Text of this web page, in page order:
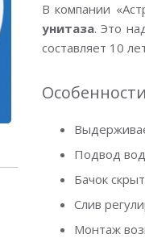
В компании
унитаза. Это
составляет 10
Подвод
Бачок
Слив
Монтаж